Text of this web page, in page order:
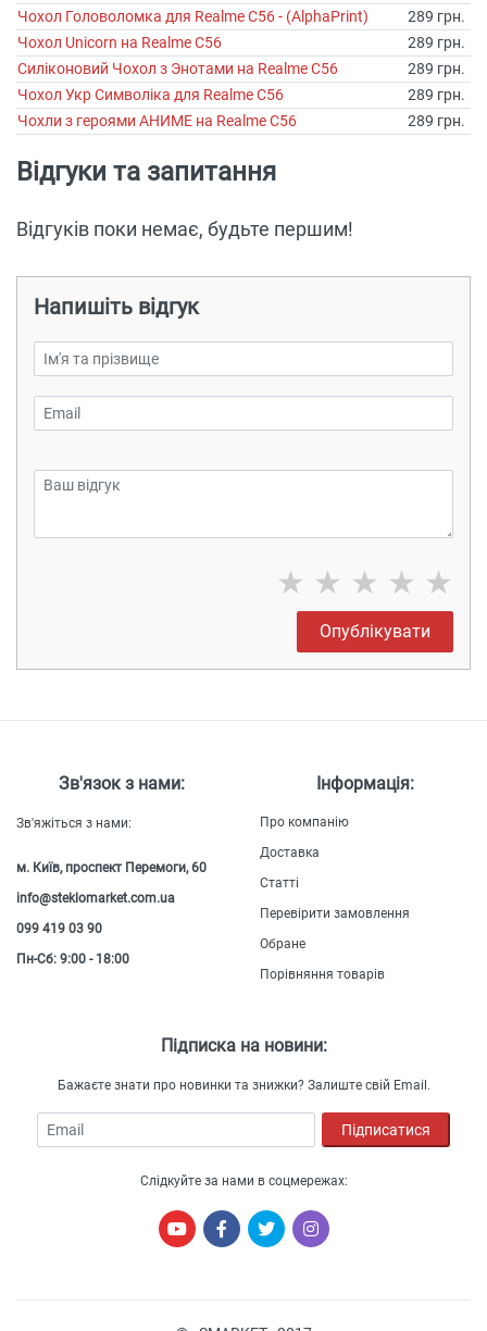
Чохол Головоломка для Realme C56 - (AlphaPrint)
289 грн.
Чохол Unicorn на Realme C56
289 грн.
Силіконовий Чохол з Энотами на Realme C56
289 грн.
Чохол Укр Символіка для Realme C56
289 грн.
Чохли з героями АНИМЕ на Realme C56
289 грн.
Відгуки та запитання
Відгуків поки немає, будьте першим!
Напишіть відгук
★ ★ ★ ★ ★
Опублікувати
Зв'язок з нами:
Зв'яжіться з нами:
м. Київ, проспект Перемоги, 60
info@steklomarket.com.ua
099 419 03 90
Пн-Сб: 9:00 - 18:00
Інформація:
Про компанію
Доставка
Статті
Перевірити замовлення
Обране
Порівняння товарів
Підписка на новини:
Бажаєте знати про новинки та знижки? Залиште свій Email.
Email Підписатися
Слідкуйте за нами в соцмережах: